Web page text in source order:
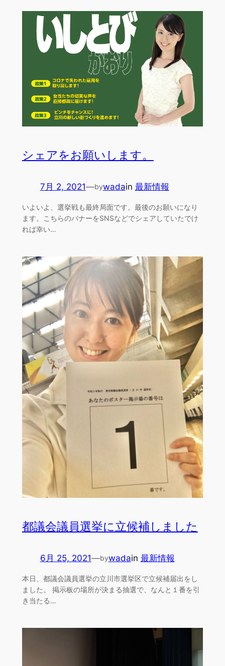
シェアをお願いします。
7月 2, 2021—bywadain 最新情報
いよいよ、選挙戦も最終局面です。最後のお願いになり
ます。こちらのバナーをSNSなどでシェアしていたでけ
れば幸い…
都議会議員選挙に立候補しました
6月 25, 2021—bywadain 最新情報
本日、都議会議員選挙の立川市選挙区で立候補届出をし
ました。 掲示板の場所が決まる抽選で、なんと１番を引
き当たる…